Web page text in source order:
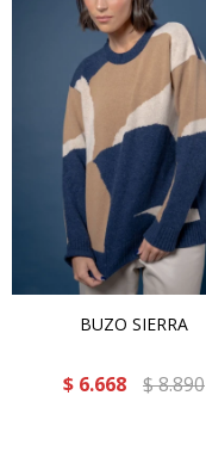
BUZO SIERRA
$ 6.668 $8.890